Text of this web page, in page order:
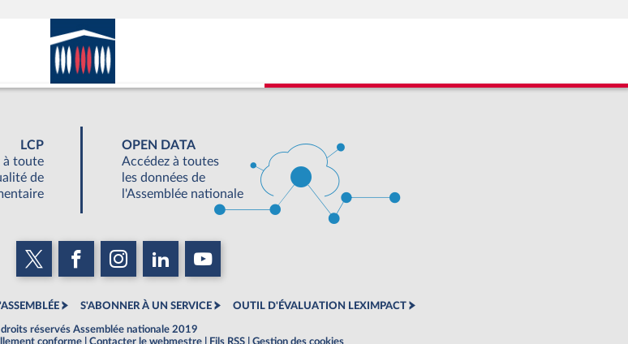
LCP
à toute
de
OPEN DATA
Accédez à toutes
les données de
l'Assemblée nationale
S'ABONNER À UN SERVICE OUTIL D'ÉVALUATION LEXIMPACT
réservés Assemblée nationale 2019
conforme Contacter le webmestre Fils RSS Gestion des cookies